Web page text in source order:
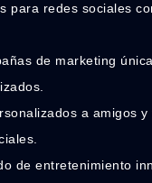
para redes sociales
de marketing
a amigos
de entretenimiento